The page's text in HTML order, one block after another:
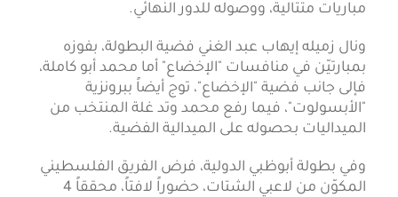
مباريات متتالية، ووصوله للدور النهائي.
ونال زميله إيهاب عبد الغني فضية البطولة، بفوزه
بمبارتيّن في منافسات "الإخضاع" أما محمد أبو كاملة،
فإلى جانب فضية "الإخضاع"، توج أيضاً ببرونزية
"الأبسولوت"، فيما رفع محمد وتد غلة المنتخب من
الميداليات بحصوله على الميدالية الفضية.
وفي بطولة أبوظبي الدولية، فرض الفريق الفلسطيني
المكوّن من لاعبي الشتات، حضوراً لافتاً، محققاً 4